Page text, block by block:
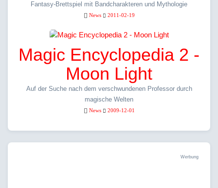
Fantasy-Brettspiel mit Bandcharakteren und Mythologie
News 2011-02-19
Magic Encyclopedia 2 -
Moon Light
Auf der Suche nach dem verschwundenen Professor durch
magische Welten
News 2009-12-01
Werbung